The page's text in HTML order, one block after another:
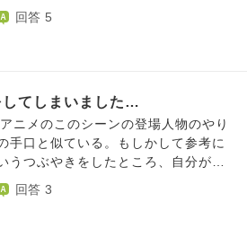
に入れておきました。これでよかっ
っても良いのではないかと思ってし
ふるってません。反省してます。ど
。汗）ホームレスや、借金苦などの
うか…？ お坊さまも、切
助けて差し上げてほしいのです。
、身に災いを受けている最中（自分
さらず。）の私からの願いです。
ったりお腹が空いたり、良くない人
ほしいです。
回答 5
てしまいました…
ニメのこのシーンの登場人物のやり
手口と似ている。もしかして参考に
うつぶやきをしたところ、自分が思
てしまいました。(7000いいねくら
作品はいわゆる今の「旬ジャン
回答 3